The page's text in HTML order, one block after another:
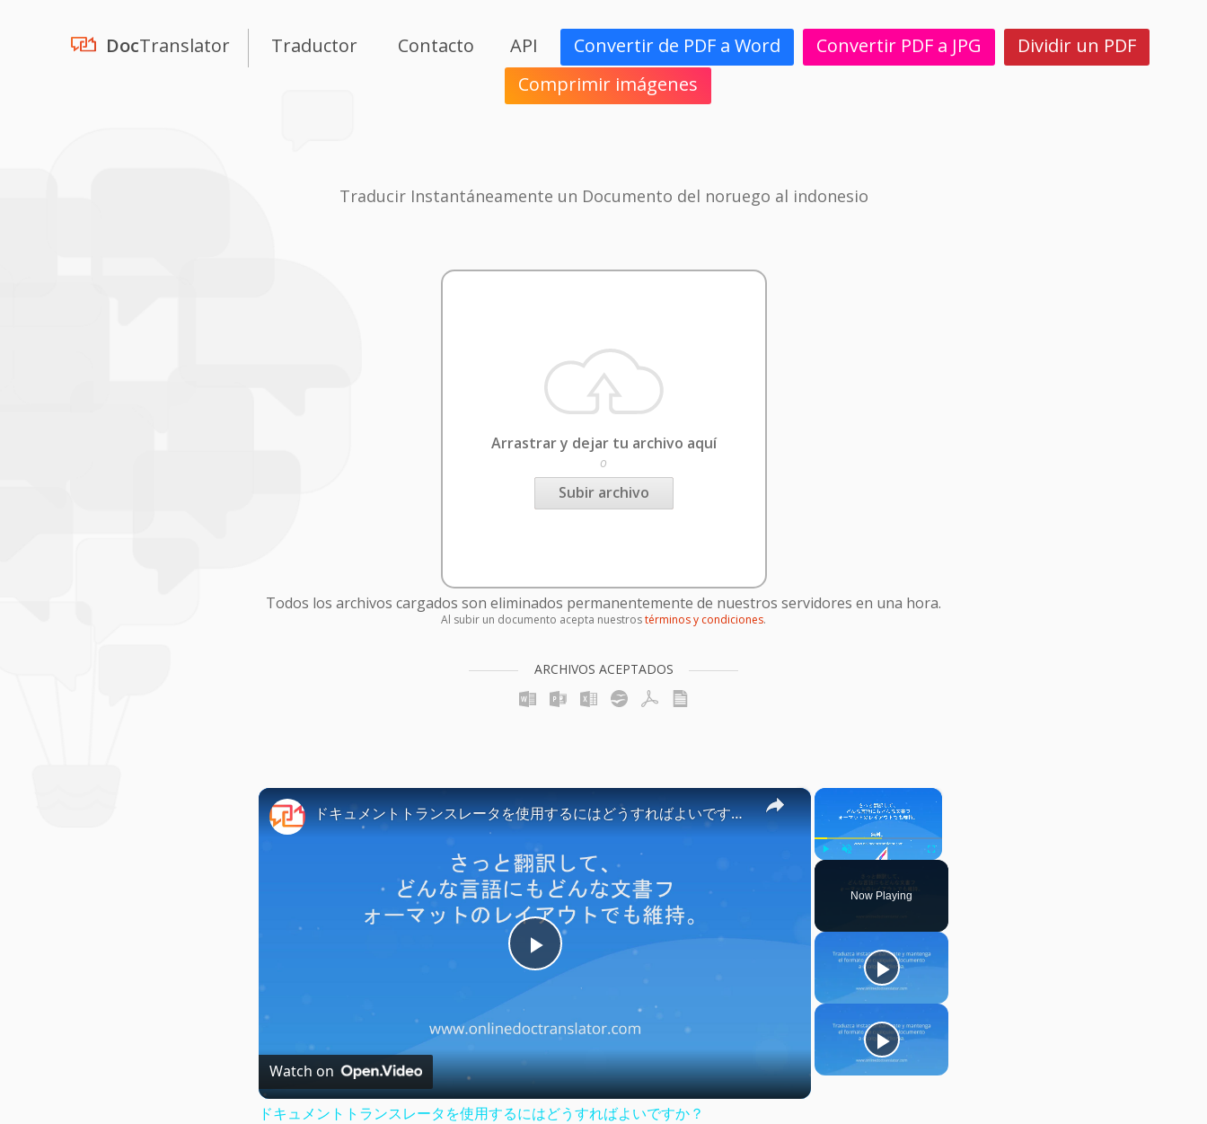
DocTranslator Traductor Contacto API Convertir de PDF a Word Convertir PDF a JPG
Dividir un PDF
Comprimir imágenes
Traducir Instantáneamente un Documento del noruego al indonesio
Arrastrar y dejar tu archivo aquí
o
Subir archivo
Todos los archivos cargados son eliminados permanentemente de nuestros servidores en una hora.
Al subir un documento acepta nuestrostérminos y condiciones.
ARCHIVOS ACEPTADOS
×
Fullscreen
Now Playing
×
Play
Video
ドキュメントトランスレータを使用するにはどうすればよいですか？
Watch on
ドキュメントトランスレータを使用するにはどうすればよいですか？